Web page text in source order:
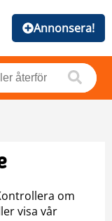
Annonsera!
om
visa vår